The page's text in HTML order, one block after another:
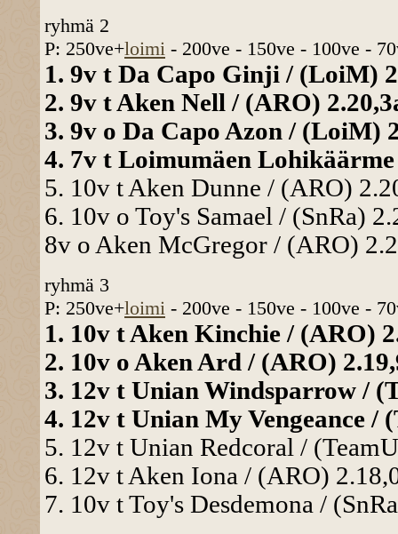
ryhmä 2
P: 250ve+loimi - 200ve - 150ve - 100ve -
1. 9v t Da Capo Ginji / (LoiM)
2. 9v t Aken Nell / (ARO)
3. 9v o Da Capo Azon / (LoiM)
4. 7v t Loimumäen
5. 10v t Aken Dunne / (ARO)
6. 10v o Toy's Samael / (SnRa)
8v o Aken McGregor / (ARO)
ryhmä 3
P: 250ve+loimi - 200ve - 150ve - 100ve -
1. 10v t Aken Kinchie / (ARO)
2. 10v o Aken Ard / (ARO)
3. 12v t Unian Windsparrow /
4. 12v t Unian My Vengeance /
5. 12v t Unian Redcoral /
6. 12v t Aken Iona / (ARO)
7. 10v t Toy's Desdemona /